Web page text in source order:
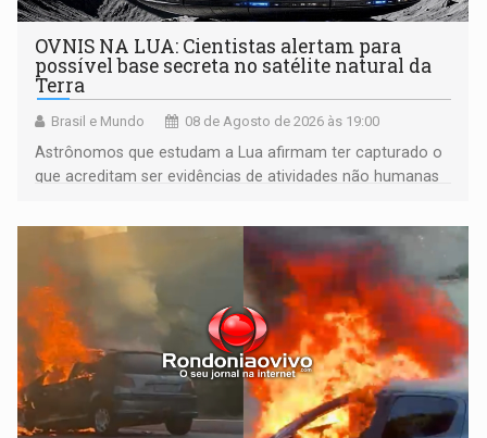
OVNIS NA LUA: Cientistas alertam para
possível base secreta no satélite natural da
Terra
Brasil e Mundo 08 de Agosto de 2026 às 19:00
Astrônomos que estudam a Lua afirmam ter capturado o
que acreditam ser evidências de atividades não humanas
órbita